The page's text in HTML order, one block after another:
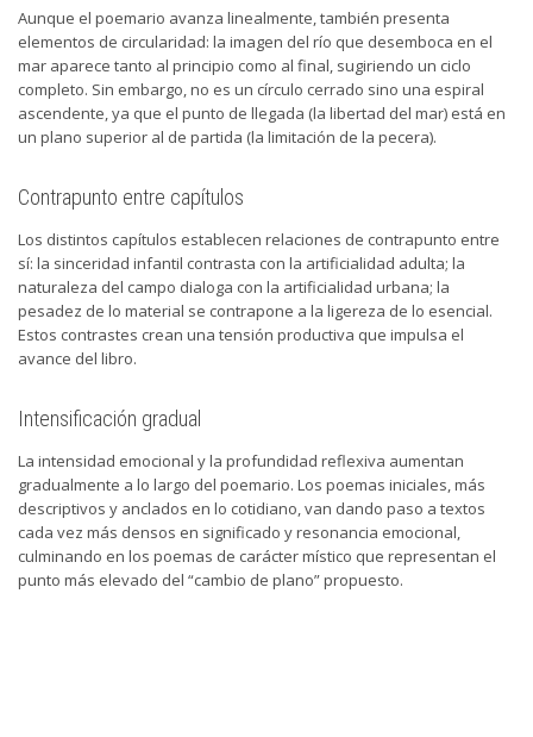
Aunque el poemario avanza linealmente, también presenta
elementos de circularidad: la imagen del río que desemboca en el
mar aparece tanto al principio como al final, sugiriendo un ciclo
completo. Sin embargo, no es un círculo cerrado sino una espiral
ascendente, ya que el punto de llegada (la libertad del mar) está en
un plano superior al de partida (la limitación de la pecera).
Contrapunto entre capítulos
Los distintos capítulos establecen relaciones de contrapunto entre
sí: la sinceridad infantil contrasta con la artificialidad adulta; la
naturaleza del campo dialoga con la artificialidad urbana; la
pesadez de lo material se contrapone a la ligereza de lo esencial.
Estos contrastes crean una tensión productiva que impulsa el
avance del libro.
Intensificación gradual
La intensidad emocional y la profundidad reflexiva aumentan
gradualmente a lo largo del poemario. Los poemas iniciales, más
descriptivos y anclados en lo cotidiano, van dando paso a textos
cada vez más densos en significado y resonancia emocional,
culminando en los poemas de carácter místico que representan el
punto más elevado del “cambio de plano” propuesto.